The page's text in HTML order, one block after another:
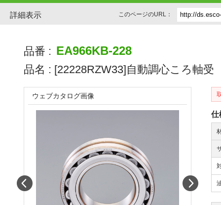
詳細表示 このページのURL：
品番 : EA966KB-228
品名 : [22228RZW33]自動調心ころ軸受
仕
ウェブカタログ画像